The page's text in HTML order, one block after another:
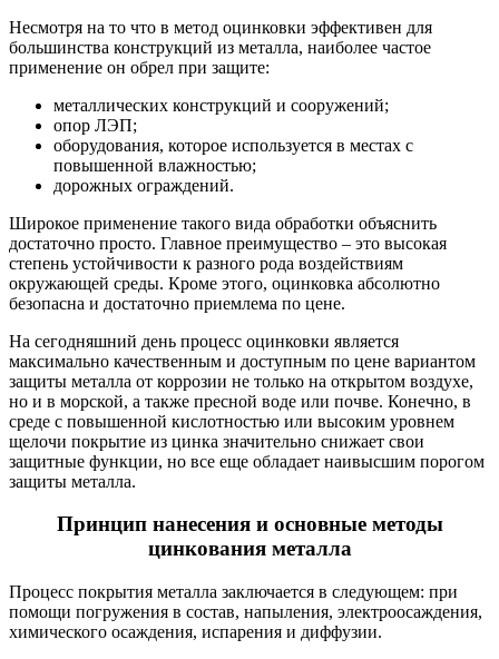
Несмотря на то что в метод оцинковки эффективен для
большинства конструкций из металла, наиболее частое
применение он обрел при защите:
металлических конструкций и сооружений;
опор ЛЭП;
оборудования, которое используется в местах с
повышенной влажностью;
дорожных ограждений.
Широкое применение такого вида обработки объяснить
достаточно просто. Главное преимущество – это высокая
степень устойчивости к разного рода воздействиям
окружающей среды. Кроме этого, оцинковка абсолютно
безопасна и достаточно приемлема по цене.
На сегодняшний день процесс оцинковки является
максимально качественным и доступным по цене вариантом
защиты металла от коррозии не только на открытом воздухе,
но и в морской, а также пресной воде или почве. Конечно, в
среде с повышенной кислотностью или высоким уровнем
щелочи покрытие из цинка значительно снижает свои
защитные функции, но все еще обладает наивысшим порогом
защиты металла.
Принцип нанесения и основные методы
цинкования металла
Процесс покрытия металла заключается в следующем: при
помощи погружения в состав, напыления, электроосаждения,
химического осаждения, испарения и диффузии.